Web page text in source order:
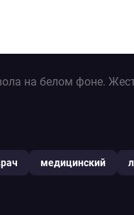
на белом фоне.
медицинский